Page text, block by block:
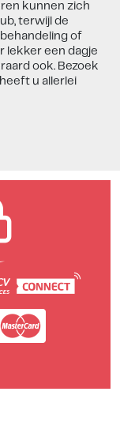
kunnen zich
terwijl de
of
lekker een dagje
ook. Bezoek
u allerlei